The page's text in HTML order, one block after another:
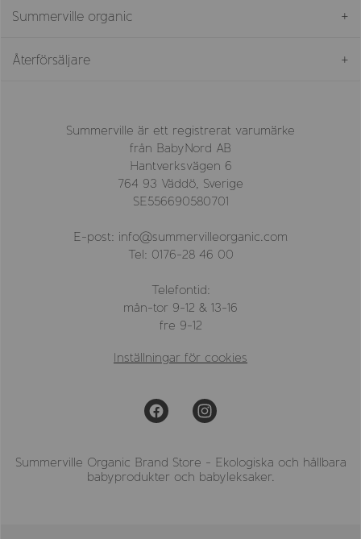
Summerville organic
Återförsäljare
Summerville är ett registrerat varumärke
från BabyNord AB
Hantverksvägen 6
764 93 Väddö, Sverige
SE556690580701
E-post: info@summervilleorganic.com
Tel: 0176-28 46 00
Telefontid:
mån-tor 9-12 & 13-16
fre 9-12
Inställningar för cookies
Summerville Organic Brand Store - Ekologiska och hållbara
babyprodukter och babyleksaker.